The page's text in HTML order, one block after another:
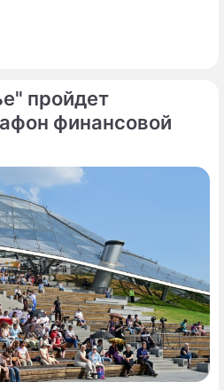
пройдет
финансовой